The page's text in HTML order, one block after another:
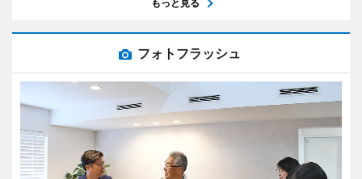
もっと見る
フォトフラッシュ